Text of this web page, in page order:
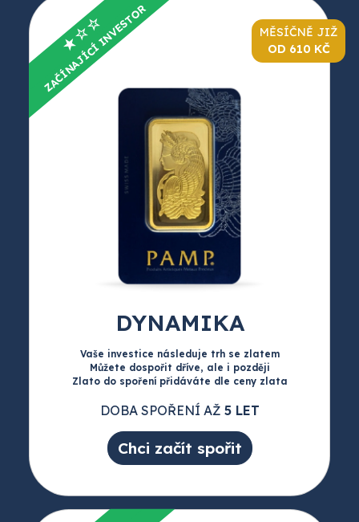
MĚSÍČNĚ JIŽ
OD 610 KČ
★☆☆
ZAČÍNAJÍCÍ INVESTOR
DYNAMIKA
Vaše investice následuje trh se zlatem
Můžete dospořit dříve, ale i později
Zlato do spoření přidáváte dle ceny zlata
DOBA SPOŘENÍ AŽ 5 LET
Chci začít spořit